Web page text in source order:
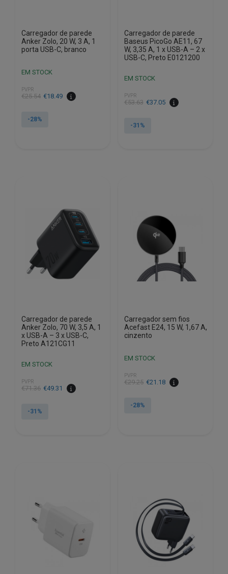
Carregador de parede
Anker Zolo, 20 W, 3 A, 1
porta USB-C, branco
EM STOCK
PVPR
€25.54
O
original
€18.49
O
atual
-28%
Carregador de parede
Baseus PicoGo AE11, 67
W, 3,35 A, 1 x USB-A – 2 x
USB-C, Preto E0121200
EM STOCK
PVPR
€53.63
O
original
€37.05
O
atual
-31%
Carregador de parede
Anker Zolo, 70 W, 3,5 A, 1
x USB-A – 3 x USB-C,
Preto A121CG11
EM STOCK
PVPR
€71.36
O
original
€49.31
O
atual
-31%
Carregador sem fios
Acefast E24, 15 W, 1,67 A,
cinzento
EM STOCK
PVPR
€29.25
O
original
€21.18
O
atual
-28%